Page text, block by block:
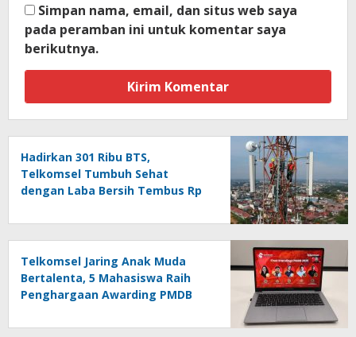
Simpan nama, email, dan situs web saya
pada peramban ini untuk komentar saya
berikutnya.
Hadirkan 301 Ribu BTS,
Telkomsel Tumbuh Sehat
dengan Laba Bersih Tembus Rp
Telkomsel Jaring Anak Muda
Bertalenta, 5 Mahasiswa Raih
Penghargaan Awarding PMDB